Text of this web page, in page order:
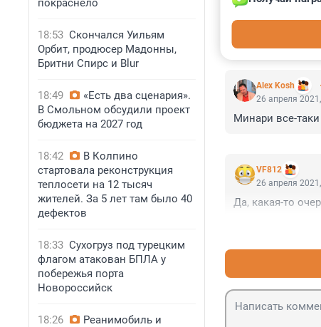
покраснело
18:53 Скончался Уильям
Орбит, продюсер Мадонны,
Бритни Спирс и Blur
18:49
«Есть два сценария».
В Смольном обсудили проект
бюджета на 2027 год
18:42
В Колпино
стартовала реконструкция
теплосети на 12 тысяч
жителей. За 5 лет там было 40
дефектов
18:33 Сухогруз под турецким
флагом атакован БПЛА у
побережья порта
Новороссийск
18:26
Реанимобиль и
Alex Kosh
26 апреля
Минари все-
VF812
26 апреля
Да, какая-то